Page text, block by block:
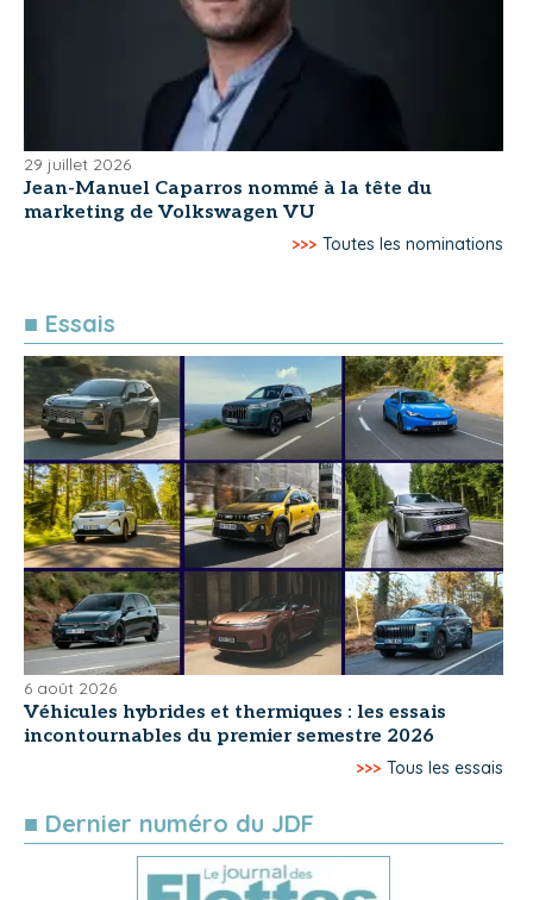
29 juillet 2026
Jean-Manuel Caparros nommé à la tête du
marketing de Volkswagen VU
>>> Toutes les nominations
■ Essais
6 août 2026
Véhicules hybrides et thermiques : les essais
incontournables du premier semestre 2026
>>> Tous les essais
■ Dernier numéro du JDF